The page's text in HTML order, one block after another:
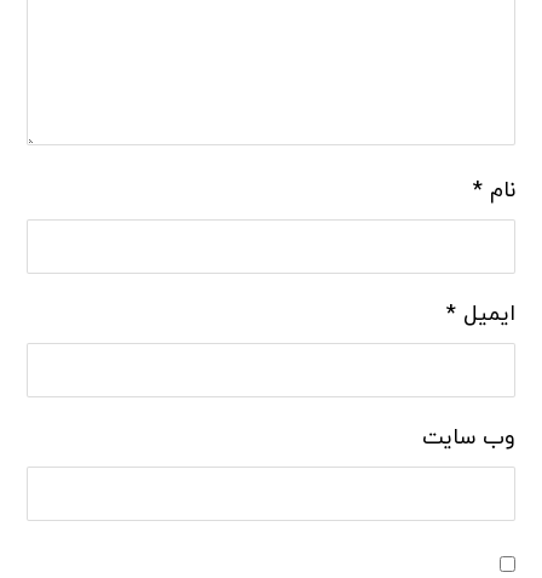
نام*
ایمیل*
وب‌ سایت